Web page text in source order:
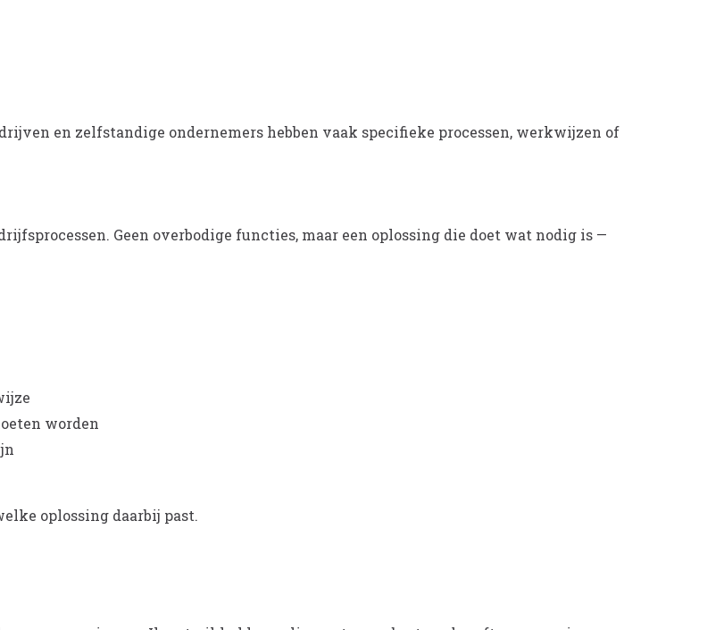
en zelfstandige ondernemers hebben vaak specifieke processen, werkwijzen of
Geen overbodige functies, maar een oplossing die doet wat nodig is —
worden
oplossing daarbij past.